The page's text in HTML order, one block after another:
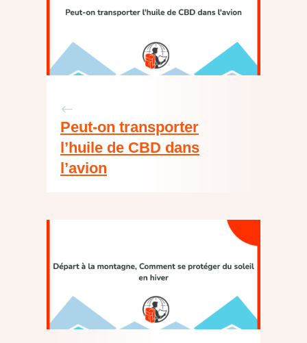
Peut-on transporter
l’huile de CBD dans
l’avion